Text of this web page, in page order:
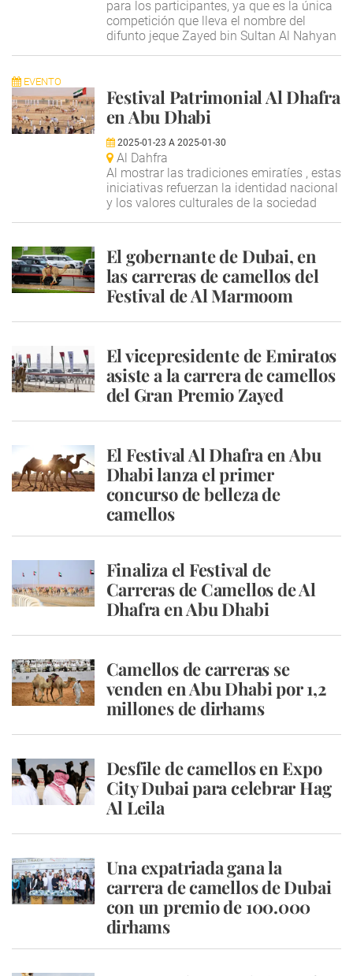
para los participantes, ya que es la única
competición que lleva el nombre del
difunto jeque Zayed bin Sultan Al Nahyan
EVENTO
Festival Patrimonial Al Dhafra
en Abu Dhabi
2025-01-23 A 2025-01-30
Al Dahfra
Al mostrar las tradiciones emiratíes , estas
iniciativas refuerzan la identidad nacional
y los valores culturales de la sociedad
El gobernante de Dubai, en
las carreras de camellos del
Festival de Al Marmoom
El vicepresidente de Emiratos
asiste a la carrera de camellos
del Gran Premio Zayed
El Festival Al Dhafra en Abu
Dhabi lanza el primer
concurso de belleza de
camellos
Finaliza el Festival de
Carreras de Camellos de Al
Dhafra en Abu Dhabi
Camellos de carreras se
venden en Abu Dhabi por 1,2
millones de dirhams
Desfile de camellos en Expo
City Dubai para celebrar Hag
Al Leila
Una expatriada gana la
carrera de camellos de Dubai
con un premio de 100.000
dirhams